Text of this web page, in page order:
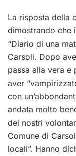
La risposta della
dimostrando che
“Diario di una
Carsoli. Dopo
passa alla vera e
aver
con
andata molto
dei nostri
Comune di
locali”. Hanno